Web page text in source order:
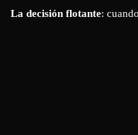
La decisión flotante: